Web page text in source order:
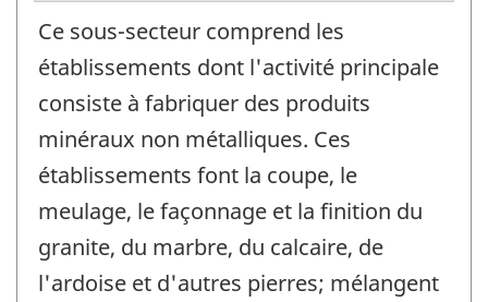
Ce sous-secteur comprend les
établissements dont l'activité principale
consiste à fabriquer des produits
minéraux non métalliques. Ces
établissements font la coupe, le
meulage, le façonnage et la finition du
granite, du marbre, du calcaire, de
l'ardoise et d'autres pierres; mélangent